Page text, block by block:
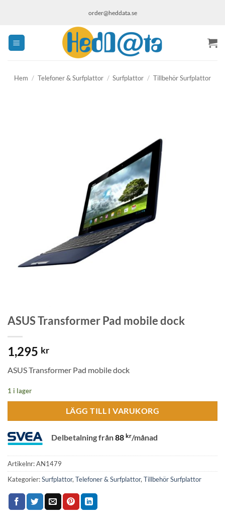
order@heddata.se
Hem / Telefoner & Surfplattor / Surfplattor / Tillbehör Surfplattor
ASUS Transformer Pad mobile dock
1,295 kr
ASUS Transformer Pad mobile dock
1 i lager
LÄGG TILL I VARUKORG
Delbetalning från88 kr/månad
Artikelnr:AN1479
Kategorier:Surfplattor, Telefoner & Surfplattor, Tillbehör Surfplattor